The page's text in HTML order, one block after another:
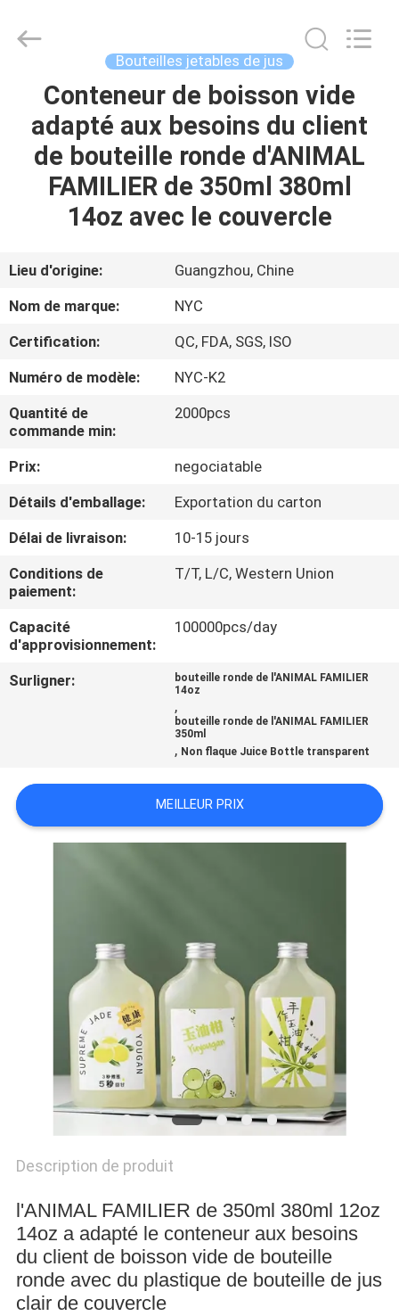
MAISON
PRODUITS
DE
NOUS
VISITE
D'USINE
CONTRÔLE
DE
QUALITÉ
CONTACTEZ-
NOUS
NOUVELLES
DU
SITE
Co.,Ltd..
Bouteilles jetables de jus
Conteneur de boisson vide
adapté aux besoins du client
de bouteille ronde d'ANIMAL
FAMILIER de 350ml 380ml
14oz avec le couvercle
Lieu d'origine:
Guangzhou, Chine
Nom de marque:
NYC
Certification:
QC, FDA, SGS, ISO
Numéro de modèle:
NYC-K2
Quantité de
commande min:
2000pcs
Prix:
negociatable
Détails d'emballage:
Exportation du carton
Délai de livraison:
10-15 jours
Conditions de
paiement:
T/T, L/C, Western Union
Capacité
d'approvisionnement:
100000pcs/day
Surligner:
bouteille ronde de l'ANIMAL FAMILIER
14oz
,
bouteille ronde de l'ANIMAL FAMILIER
350ml
, Non flaque Juice Bottle transparent
MEILLEUR PRIX
Description de produit
l'ANIMAL FAMILIER de 350ml 380ml 12oz
14oz a adapté le conteneur aux besoins
du client de boisson vide de bouteille
ronde avec du plastique de bouteille de jus
clair de couvercle